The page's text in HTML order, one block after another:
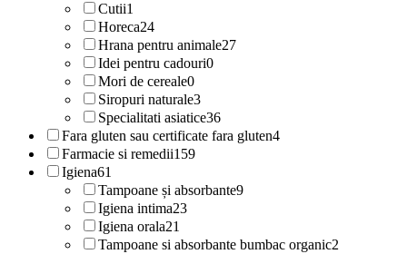
Cutii1
Horeca24
Hrana pentru animale27
Idei pentru cadouri0
Mori de cereale0
Siropuri naturale3
Specialitati asiatice36
Fara gluten sau certificate fara gluten4
Farmacie si remedii159
Igiena61
Tampoane și absorbante9
Igiena intima23
Igiena orala21
Tampoane si absorbante bumbac organic2